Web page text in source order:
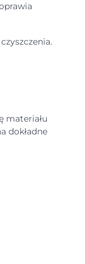
materiału
dokładne